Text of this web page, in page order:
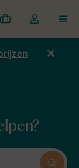
Mijn
Open
de
dropdown